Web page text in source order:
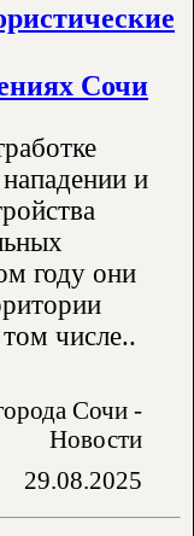
Сочи
и
году они
числе..
Сочи -
Новости
29.08.2025